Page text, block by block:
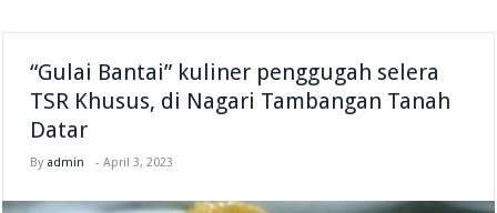
“Gulai Bantai” kuliner penggugah selera
TSR Khusus, di Nagari Tambangan Tanah
Datar
By admin -April 3, 2023